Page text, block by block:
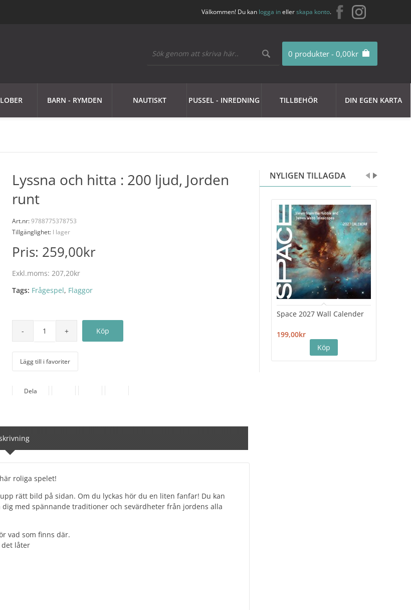
Välkommen! Du kan logga inellerskapa konto.
0 produkter - 0,00kr
BARN - RYMDEN NAUTISKT PUSSEL - INREDNING TILLBEHÖR DIN EGEN KARTA
NYLIGEN TILLAGDA
Space 2027 Wall Calender
199,00kr
Lyssna och hitta : 200 ljud, Jorden
runt
Art.nr:9788775378753
Tillgänglighet: I lager
Pris: 259,00kr
Exkl.moms:207,20kr
Tags: Frågespel, Flaggor
Lägg till i favoriter
Dela
roliga spelet!
rätt bild på sidan. Om du lyckas hör du en liten fanfar! Du kan
med spännande traditioner och sevärdheter från jordens alla
vad som finns där.
det låter